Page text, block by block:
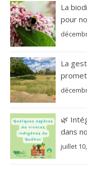
La
pour
La
🌿
dans
juillet